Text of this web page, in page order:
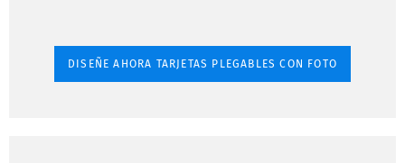
DISEÑE AHORA TARJETAS PLEGABLES CON FOTO